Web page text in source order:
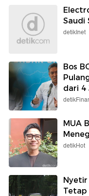
Saudi
detikInet
Bos
dari 4
MUA
detikHot
Nyetir
Tetap